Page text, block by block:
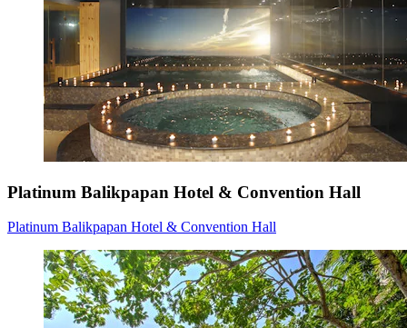
Platinum Balikpapan Hotel & Convention Hall
Platinum Balikpapan Hotel & Convention Hall